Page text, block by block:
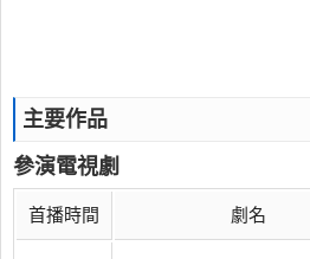
主要作品
參演電視劇
首播時間 劇名